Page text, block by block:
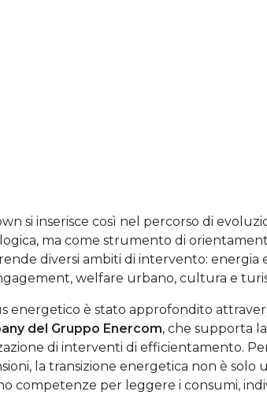
si inserisce così nel percorso di
ma come strumento di
diversi ambiti di intervento:
welfare urbano, cultura e
energetico è stato approfondito
del Gruppo Enercom, che supporta
di interventi di efficientamento.
la transizione energetica non è
competenze per leggere i consumi,